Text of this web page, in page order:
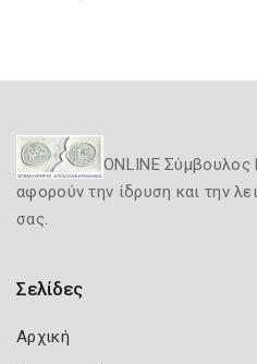
ONLINE Σύμβουλος
αφορούν την ίδρυση και την
σας.
Σελίδες
Αρχική